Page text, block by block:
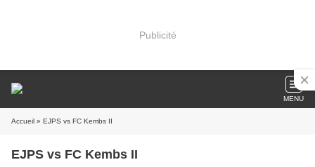
Publicité
MENU
Accueil » EJPS vs FC Kembs II
EJPS vs FC Kembs II